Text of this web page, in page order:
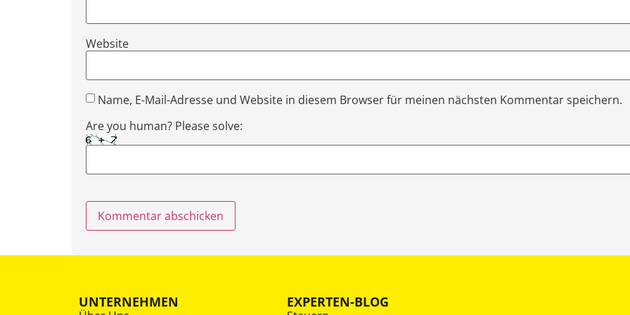
Website
Name, E-Mail-Adresse und Website in diesem Browser für meinen nächsten Kommentar speichern.
Are you human? Please solve:
UNTERNEHMEN EXPERTEN-BLOG